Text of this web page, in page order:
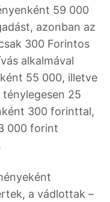
59 000
azonban az
300 Forintos
alkalmával
55 000, illetve
25
300 forinttal,
000 forint
a vádlottak –